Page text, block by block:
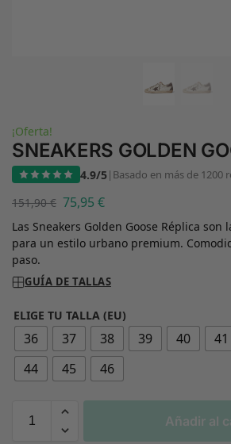
¡Oferta!
SNEAKERS GOLDEN
4.9/5| Basado en más de 1200
151,90€ 75,95 €
Las Sneakers Golden Goose Réplica son
para un estilo urbano premium.
paso.
GUÍA DE TALLAS
ELIGE TU TALLA (EU)
36 37 38 39 40 41
44
45 46
Añadir al